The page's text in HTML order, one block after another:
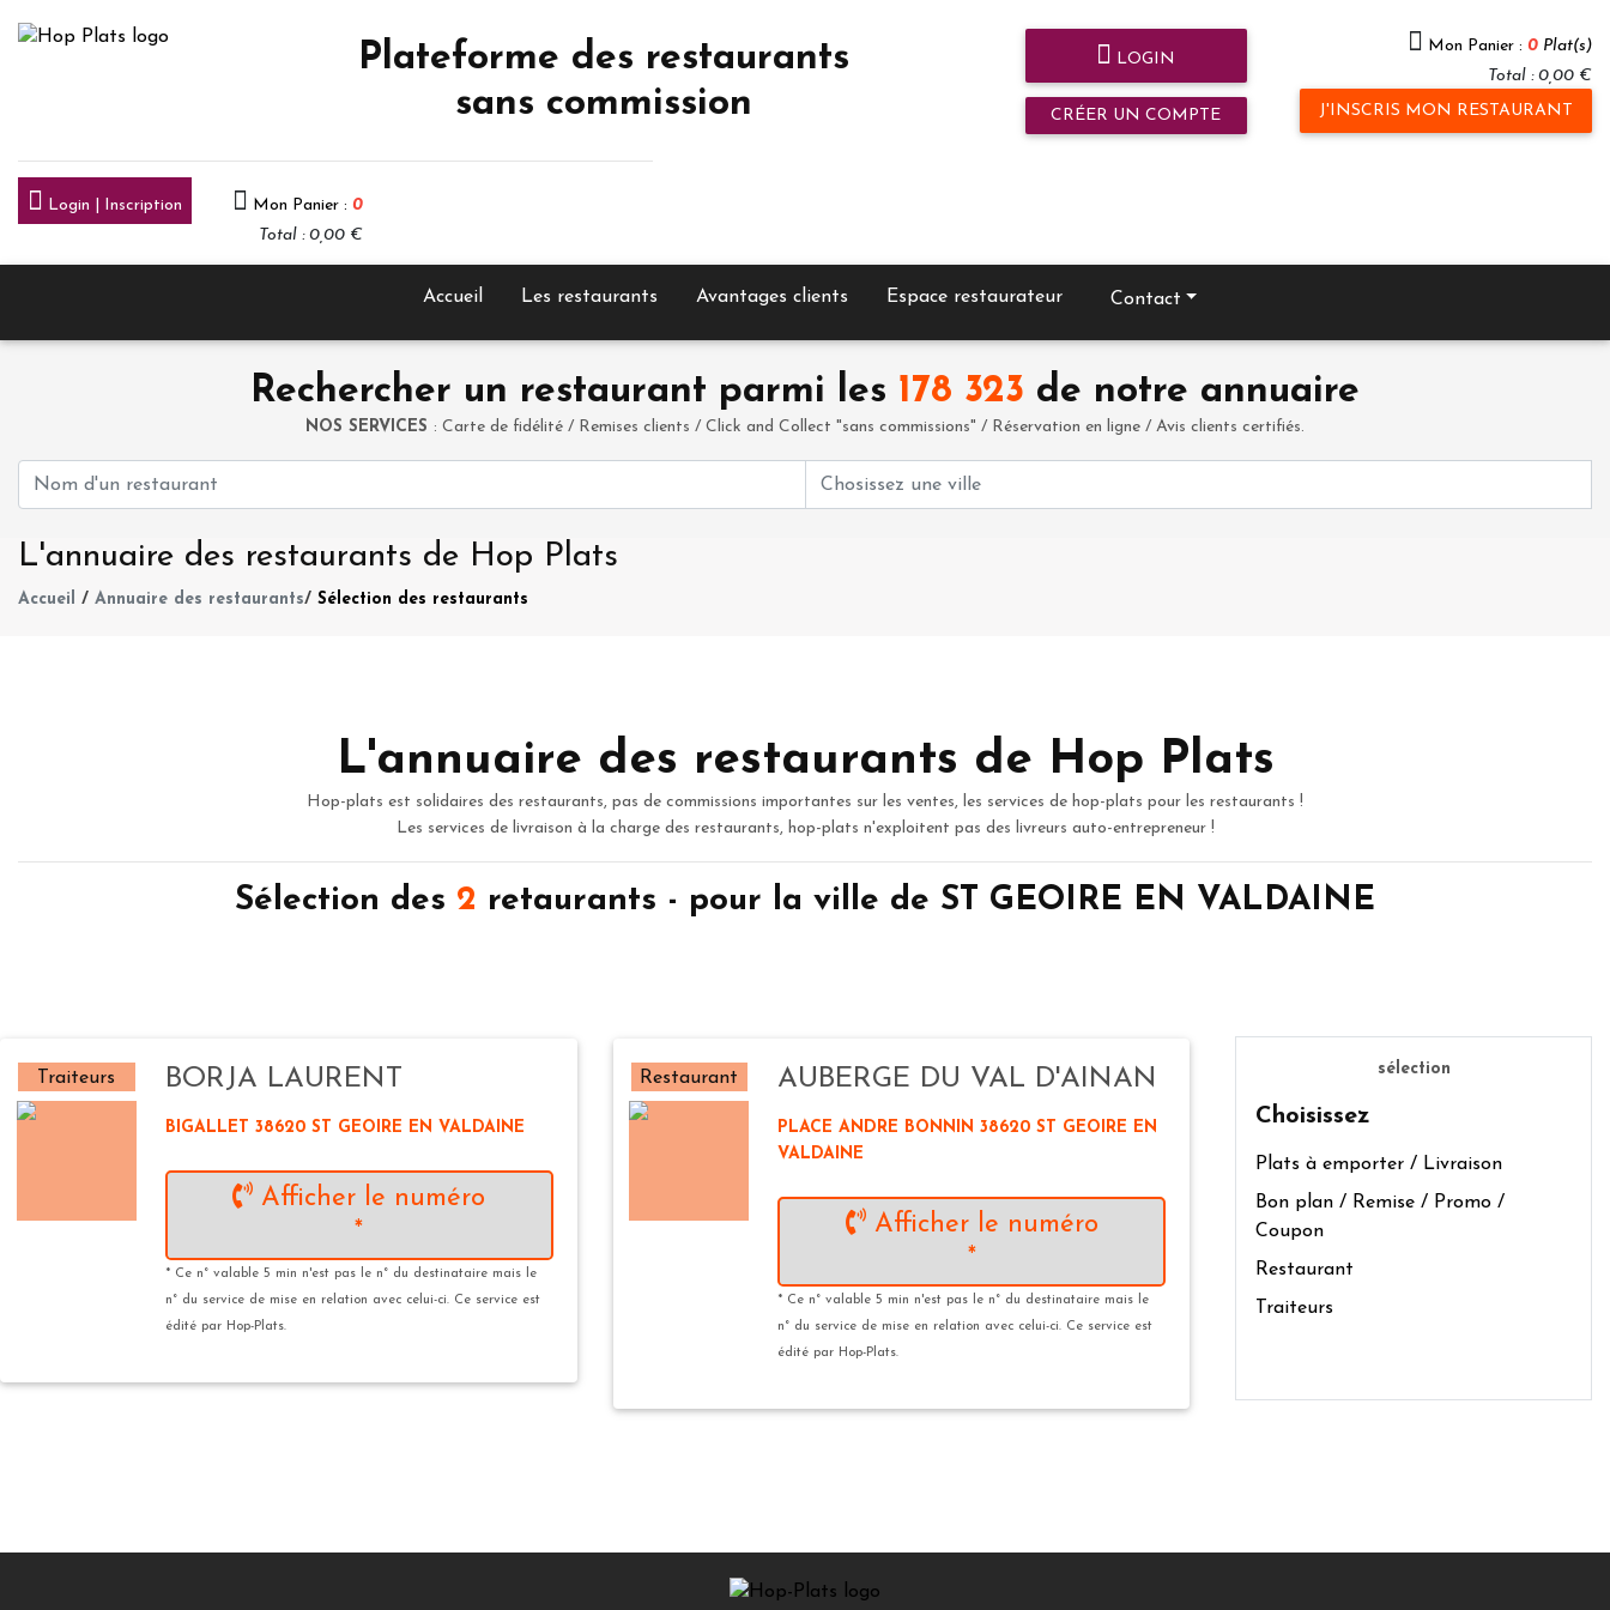
Plateforme des restaurants
sans commission
LOGIN
CRÉER UN COMPTE
Mon Panier : 0 Plat(s)
Total : 0,00 €
J'INSCRIS MON RESTAURANT
Login | Inscription Mon Panier : 0
Total : 0,00 €
Accueil Les restaurants Avantages clients Espace restaurateur Contact
Rechercher un restaurant parmi les 178 323 de notre annuaire
NOS SERVICES : Carte de fidélité / Remises clients / Click and Collect "sans commissions" / Réservation en ligne / Avis clients certifiés.
L'annuaire des restaurants de Hop Plats
Accueil / Annuaire des restaurants/ Sélection des restaurants
L'annuaire des restaurants de Hop Plats
Hop-plats est solidaires des restaurants, pas de commissions importantes sur les ventes, les services de hop-plats pour les restaurants !
Les services de livraison à la charge des restaurants, hop-plats n'exploitent pas des livreurs auto-entrepreneur !
Sélection des 2 retaurants - pour la ville de ST GEOIRE EN VALDAINE
Traiteurs BORJA LAURENT
BIGALLET 38620 ST GEOIRE EN VALDAINE
Afficher le numéro
*
* Ce n° valable 5 min n'est pas le n° du destinataire mais le
n° du service de mise en relation avec celui-ci. Ce service est
édité par Hop-Plats.
Restaurant AUBERGE DU VAL D'AINAN
PLACE ANDRE BONNIN 38620 ST GEOIRE EN
VALDAINE
Afficher le numéro
*
* Ce n° valable 5 min n'est pas le n° du destinataire mais le
n° du service de mise en relation avec celui-ci. Ce service est
édité par Hop-Plats.
sélection
Choisissez
Plats à emporter / Livraison
Bon plan / Remise / Promo /
Coupon
Restaurant
Traiteurs